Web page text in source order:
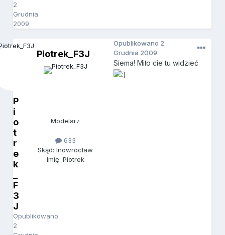
2
Grudnia
2009
P
i
o
t
r
e
k
F
3
J
Opublikowano
2
Piotrek_F3J
Modelarz
633
Skąd: Inowroclaw
Imię: Piotrek
Opublikowano 2
Grudnia 2009
Siema! Miło cie tu widzieć